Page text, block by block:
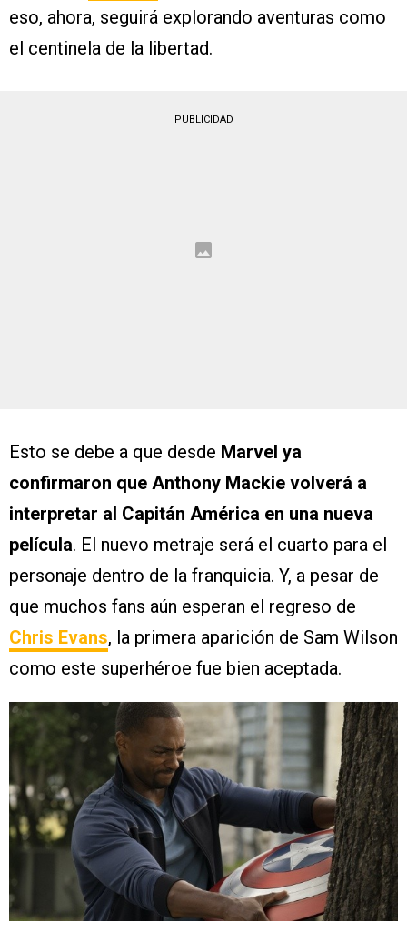
eso, ahora, seguirá explorando aventuras como
el centinela de la libertad.
PUBLICIDAD
Esto se debe a que desde Marvel ya
confirmaron que Anthony Mackie volverá a
interpretar al Capitán América en una nueva
película. El nuevo metraje será el cuarto para el
personaje dentro de la franquicia. Y, a pesar de
que muchos fans aún esperan el regreso de
Chris Evans, la primera aparición de Sam Wilson
como este superhéroe fue bien aceptada.